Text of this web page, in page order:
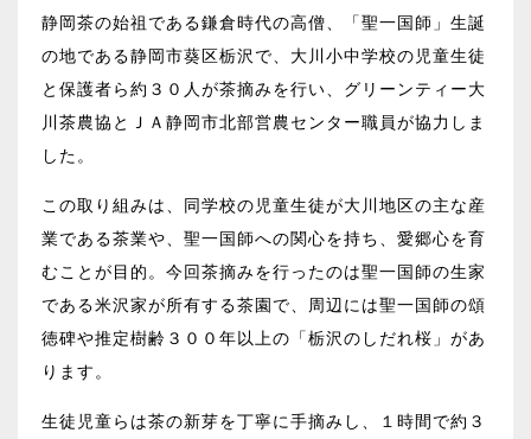
静岡茶の始祖である鎌倉時代の高僧、「聖一国師」生誕
の地である静岡市葵区栃沢で、大川小中学校の児童生徒
と保護者ら約３０人が茶摘みを行い、グリーンティー大
川茶農協とＪＡ静岡市北部営農センター職員が協力しま
した。
この取り組みは、同学校の児童生徒が大川地区の主な産
業である茶業や、聖一国師への関心を持ち、愛郷心を育
むことが目的。今回茶摘みを行ったのは聖一国師の生家
である米沢家が所有する茶園で、周辺には聖一国師の頌
徳碑や推定樹齢３００年以上の「栃沢のしだれ桜」があ
ります。
生徒児童らは茶の新芽を丁寧に手摘みし、１時間で約３